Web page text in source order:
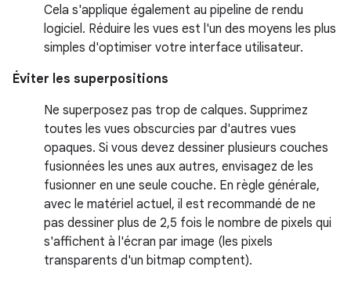
Cela s'applique également au pipeline de rendu
logiciel. Réduire les vues est l'un des moyens les plus
simples d'optimiser votre interface utilisateur.
Éviter les superpositions
Ne superposez pas trop de calques. Supprimez
toutes les vues obscurcies par d'autres vues
opaques. Si vous devez dessiner plusieurs couches
fusionnées les unes aux autres, envisagez de les
fusionner en une seule couche. En règle générale,
avec le matériel actuel, il est recommandé de ne
pas dessiner plus de 2,5 fois le nombre de pixels qui
s'affichent à l'écran par image (les pixels
transparents d'un bitmap comptent).